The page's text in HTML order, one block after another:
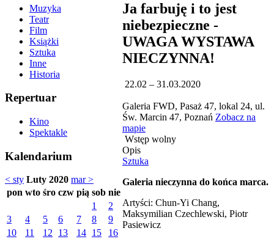
Muzyka
Teatr
Film
Książki
Sztuka
Inne
Historia
Repertuar
Kino
Spektakle
Kalendarium
< sty Luty 2020 mar >
pon wto śro czw pią sob nie
1
2
3
4 5 6 7 8
9
10
11 12 13 14 15
16
Ja farbuję i to jest
niebezpieczne -
UWAGA WYSTAWA
NIECZYNNA!
22.02 – 31.03.2020
Galeria FWD, Pasaż 47, lokal 24, ul.
Św. Marcin 47, Poznań Zobacz na
mapie
Wstęp wolny
Opis
Sztuka
Galeria nieczynna do końca marca.
Artyści: Chun-Yi Chang,
Maksymilian Czechlewski, Piotr
Pasiewicz